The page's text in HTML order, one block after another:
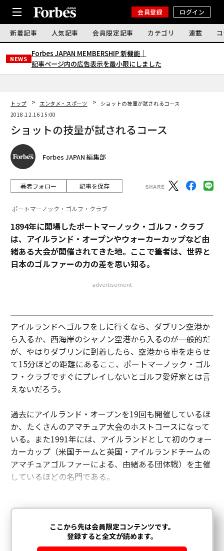
会員登録 ログイン
新着記事 人気記事 会員限定記事 カテゴリ 連載
NEWS
Forbes JAPAN MEMBERSHIP 新機能｜
記事ページ内の広告表示を最小限にしました
トップ エンタメ・スポーツ
ショットの技量が試されるコース
2018.12.16 15:00
ショットの技量が試されるコース
Forbes JAPAN 編集部
著者フォロー 記事を保存
ポートマーノック・ゴルフ・クラブ
1894年に開場したポートマーノック・ゴルフ・クラブ
は、アイルランド・オープンやウォーカーカップなど由
緒ある大会が開催されてきた地。ここで筆者は、世界と
日本のゴルファーの力の差を思い知る。
advertisement
アイルランドへゴルフをしに行くなら、ダブリン空港か
ら入るか、西海岸のシャノン空港から入るのが一般的だ
が、やはりダブリンに到着したら、空港から車を走らせ
て15分ほどの距離にあるここ、ポートマーノック・ゴル
フ・クラブですぐにプレイしないとゴルフ愛好家とは言
えないだろう。
過去にアイルランド・オープンを19回も開催しているほ
か、たくさんのアマチュア大会のホストコースになって
いる。また1991年には、アイルランドとして初のウォー
カーカップ（米国チームと英国・アイルランドチームの
アマチュアゴルファーによる、由緒ある団体戦）を主催
しているほどの名門である。